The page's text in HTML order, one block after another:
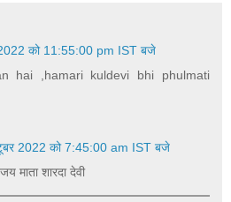
को 11:55:00 pm IST बजे
hai ,hamari kuldevi bhi phulmati
2022 को 7:45:00 am IST बजे
माता शारदा देवी